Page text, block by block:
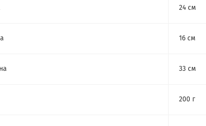
24 см
16 см
33 см
200 г